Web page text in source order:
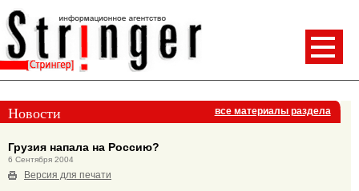
Новости все материалы раздела
Грузия напала на Россию?
6 Сентября 2004
Версия для печати